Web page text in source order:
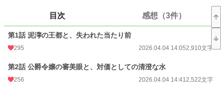
小説 12,431 位 / 228,607 件
ファンタジー
お気に入り 311
目次 感想（3件）
第1話 泥濘の王都と、失われた当たり前
295 2026.04.04 14:052,910文字
第2話 公爵令嬢の審美眼と、対価としての清澄な水
256 2026.04.04 14:412,522文字